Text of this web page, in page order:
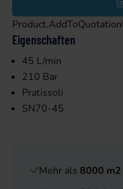
Eigenschaften
45 L/min
210 Bar
Pratissoli
SN70-45
Mehr als 8000